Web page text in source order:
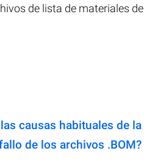
de lista de materiales de
causas habituales de la
de los archivos .BOM?